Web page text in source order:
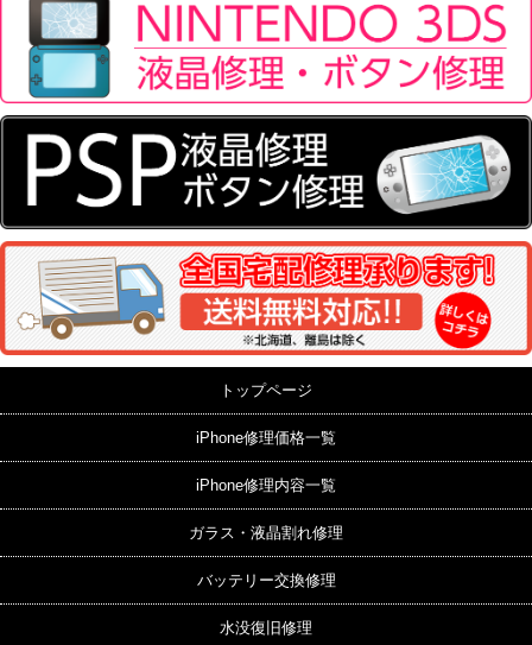
トップページ
iPhone修理価格一覧
iPhone修理内容一覧
ガラス・液晶割れ修理
バッテリー交換修理
水没復旧修理